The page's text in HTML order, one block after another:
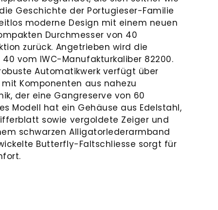
Geschichte der Portugieser-Familie
moderne Design mit einem neuen
Durchmesser von 40
zurück. Angetrieben wird die
vom IWC-Manufakturkaliber 82200.
Automatikwerk verfügt über
Komponenten aus nahezu
der eine Gangreserve von 60
Modell hat ein Gehäuse aus Edelstahl,
sowie vergoldete Zeiger und
schwarzen Alligatorlederarmband
Butterfly-Faltschliesse sorgt für